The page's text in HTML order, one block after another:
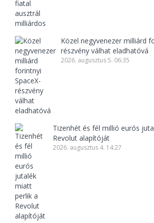
Közel negyvenezer milliárd
részvény válhat eladhatóvá
2026. augusztus 5. 06:35
Tizenhét és fél millió eurós
Revolut alapítóját
2026. augusztus 4. 14:27